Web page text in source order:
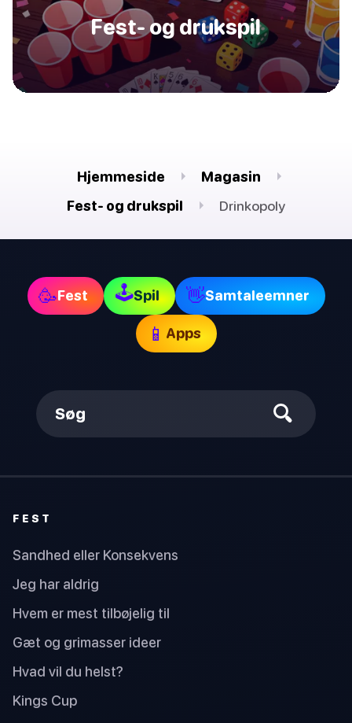
Fest- og drukspil
Hjemmeside
Magasin
Fest- og drukspil
Drinkopoly
🥳Fest 🕹Spil 👋Samtaleemner
📱 Apps
Søg
FEST
Sandhed eller Konsekvens
Jeg har aldrig
Hvem er mest tilbøjelig til
Gæt og grimasser ideer
Hvad vil du helst?
Kings Cup